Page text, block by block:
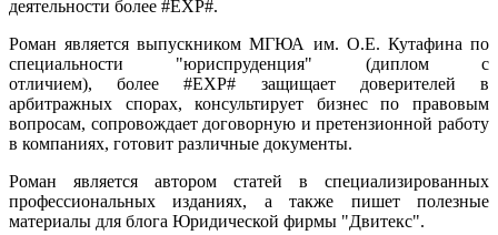
деятельности более #EXP#.
Роман является выпускником МГЮА им. О.Е. Кутафина по
специальности "юриспруденция" (диплом с
отличием), более #EXP# защищает доверителей в
арбитражных спорах, консультирует бизнес по правовым
вопросам, сопровождает договорную и претензионной работу
в компаниях, готовит различные документы.
Роман является автором статей в специализированных
профессиональных изданиях, а также пишет полезные
материалы для блога Юридической фирмы "Двитекс".